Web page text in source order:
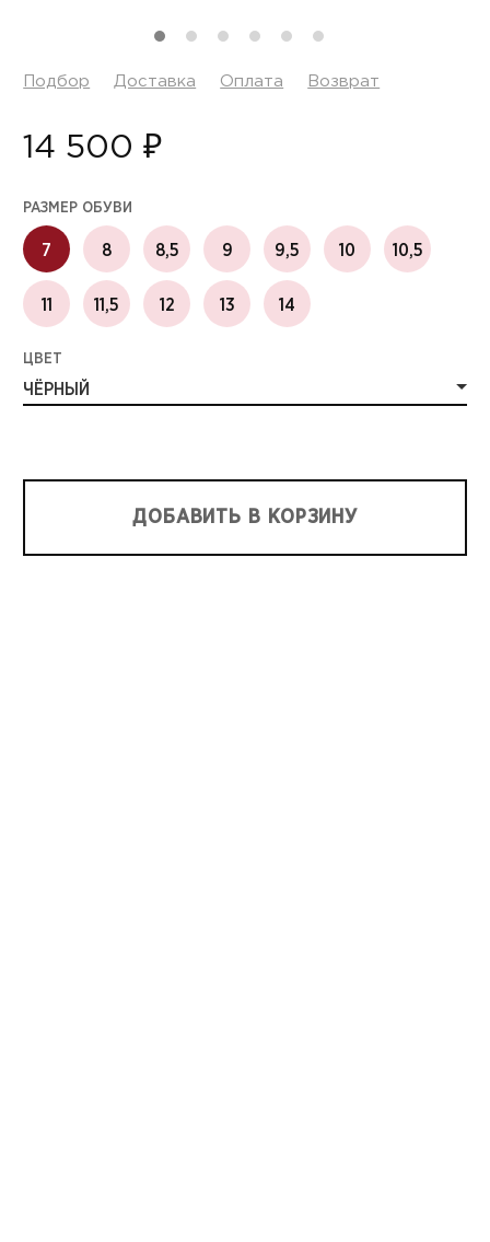
Подбор Доставка Оплата Возврат
14 500 ₽
РАЗМЕР ОБУВИ
7 8 8,5 9 9,5 10 10,5
11 11,5 12 13 14
ЦВЕТ
ЧЁРНЫЙ
ДОБАВИТЬ В КОРЗИНУ